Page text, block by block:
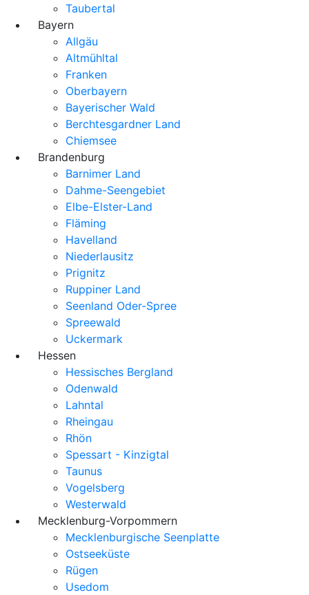
Taubertal
Bayern
Allgäu
Altmühltal
Franken
Oberbayern
Bayerischer Wald
Berchtesgardner Land
Chiemsee
Brandenburg
Barnimer Land
Dahme-Seengebiet
Elbe-Elster-Land
Fläming
Havelland
Niederlausitz
Prignitz
Ruppiner Land
Seenland Oder-Spree
Spreewald
Uckermark
Hessen
Hessisches Bergland
Odenwald
Lahntal
Rheingau
Rhön
Spessart - Kinzigtal
Taunus
Vogelsberg
Westerwald
Mecklenburg-Vorpommern
Mecklenburgische Seenplatte
Ostseeküste
Rügen
Usedom